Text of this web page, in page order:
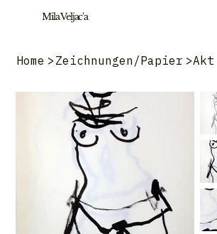
Mila Veljac'a
Home > Zeichnungen/Papier >